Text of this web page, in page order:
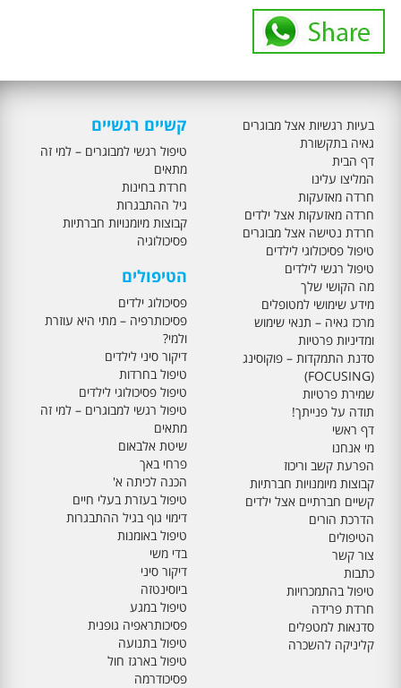
בעיות רגשיות אצל מבוגרים
גאיה בתקשורת
דף הבית
המליצו עלינו
חרדה מאזעקות
חרדה מאזעקות אצל ילדים
חרדת נטישה אצל מבוגרים
טיפול פסיכולוגי לילדים
טיפול רגשי לילדים
מה הקושי שלך
מידע שימושי למטופלים
מרכז גאיה – תנאי שימוש
ומדיניות פרטיות
סדנת התמקדות – פוקוסינג
(FOCUSING)
שמירת פרטיות
תודה על פנייתך!
דף ראשי
מי אנחנו
הפרעת קשב וריכוז
קבוצות מיומנויות חברתיות
קשיים חברתיים אצל ילדים
הדרכת הורים
הטיפולים
צור קשר
כתבות
טיפול בהתמכרויות
חרדת פרידה
סדנאות למטפלים
קליניקה להשכרה
קשיים רגשיים
טיפול רגשי למבוגרים – למי זה
מתאים
חרדת בחינות
גיל ההתבגרות
קבוצות מיומנויות חברתיות
פסיכולוגיה
הטיפולים
פסיכולוג ילדים
פסיכותרפיה – מתי היא עוזרת
ולמי?
דיקור סיני לילדים
טיפול בחרדות
טיפול פסיכולוגי לילדים
טיפול רגשי למבוגרים – למי זה
מתאים
שיטת אלבאום
פרחי באך
הכנה לכיתה א'
טיפול בעזרת בעלי חיים
דימוי גוף בגיל ההתבגרות
טיפול באומנות
בדי משי
דיקור סיני
ביוסינטזה
טיפול במגע
פסיכותראפיה גופנית
טיפול בתנועה
טיפול בארגז חול
פסיכודרמה